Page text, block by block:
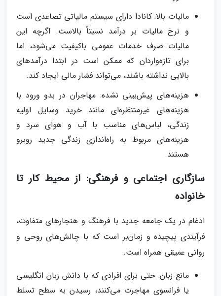
مالیات بالا: کانادا دارای سیستم مالیاتی تصاعدی است
و نرخ مالیات بر درآمد نسبتاً بالاست. اگرچه این
مالیات صرف خدمات عمومی باکیفیت می‌شود، اما
برای تازه‌واردان که ممکن است در ابتدا درآمدهای
بالایی نداشته باشند، می‌تواند فشار مالی ایجاد کند.
هزینه‌های پیش‌بینی نشده: مهاجران در بدو ورود با
هزینه‌های غیرمنتظره‌ای مانند خرید وسایل اولیه
زندگی، لباس‌های مناسب با آب و هوای سرد و
هزینه‌های مربوط به راه‌اندازی زندگی جدید روبرو
هستند.
سازگاری اجتماعی و فرهنگی: از محیط کار تا
خانواده
ادغام در یک جامعه جدید با فرهنگ و هنجارهای متفاوت،
فرآیندی پیچیده و زمان‌بر است که با چالش‌های روحی و
روانی عمیقی همراه است.
مانع زبان: حتی برای افرادی که با دانش زبان انگلیسی
یا فرانسوی مهاجرت می‌کنند، رسیدن به سطح تسلط